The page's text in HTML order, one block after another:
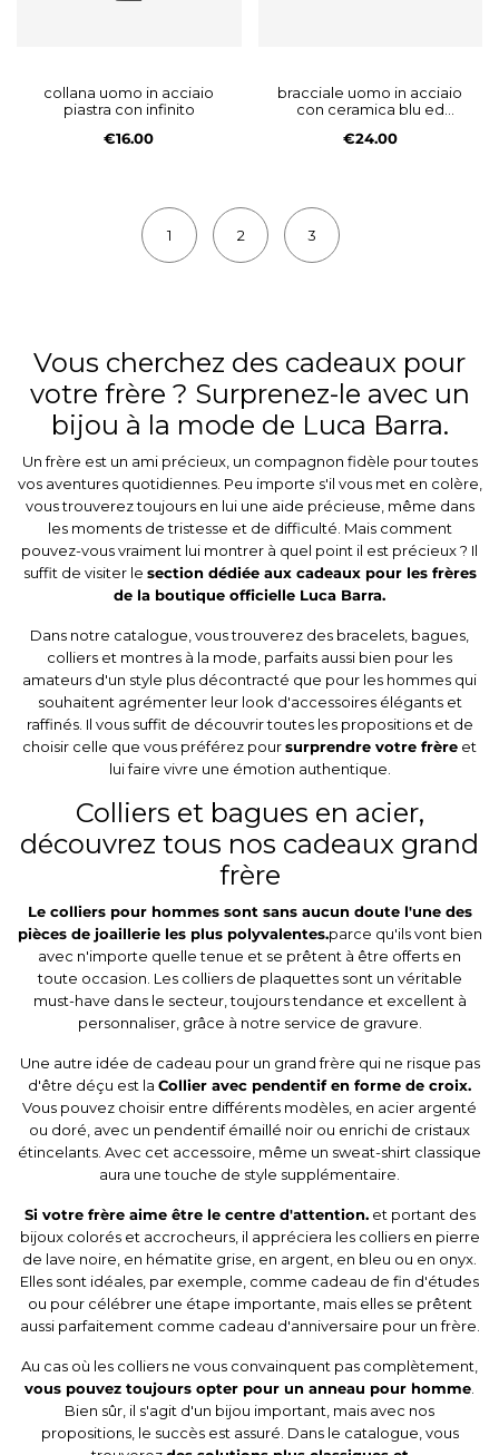
collana uomo in acciaio
piastra con infinito
€16.00
bracciale uomo in acciaio
con ceramica blu ed
€24.00
1 2 3
Vous cherchez des cadeaux pour
votre frère ? Surprenez-le avec un
bijou à la mode de Luca Barra.
Un frère est un ami précieux, un compagnon fidèle pour toutes
vos aventures quotidiennes. Peu importe s'il vous met en colère,
vous trouverez toujours en lui une aide précieuse, même dans
les moments de tristesse et de difficulté. Mais comment
pouvez-vous vraiment lui montrer à quel point il est précieux ? Il
suffit de visiter le section dédiée aux cadeaux pour les frères
de la boutique officielle Luca Barra.
Dans notre catalogue, vous trouverez des bracelets, bagues,
colliers et montres à la mode, parfaits aussi bien pour les
amateurs d'un style plus décontracté que pour les hommes qui
souhaitent agrémenter leur look d'accessoires élégants et
raffinés. Il vous suffit de découvrir toutes les propositions et de
choisir celle que vous préférez poursurprendre votre frère et
lui faire vivre une émotion authentique.
Colliers et bagues en acier,
découvrez tous nos cadeaux grand
frère
Le colliers pour hommessont sans aucun doute l'une des
pièces de joaillerie les plus polyvalentes.parce qu'ils vont bien
avec n'importe quelle tenue et se prêtent à être offerts en
toute occasion. Les colliers de plaquettes sont un véritable
must-have dans le secteur, toujours tendance et excellent à
personnaliser, grâce à notre service de gravure.
Une autre idée de cadeau pour un grand frère qui ne risque pas
d'être déçu est la Collier avec pendentif en forme de croix.
Vous pouvez choisir entre différents modèles, en acier argenté
ou doré, avec un pendentif émaillé noir ou enrichi de cristaux
étincelants. Avec cet accessoire, même un sweat-shirt classique
aura une touche de style supplémentaire.
Si votre frère aime être le centre d'attention.et portant des
bijoux colorés et accrocheurs, il appréciera les colliers en pierre
de lave noire, en hématite grise, en argent, en bleu ou en onyx.
Elles sont idéales, par exemple, comme cadeau de fin d'études
ou pour célébrer une étape importante, mais elles se prêtent
aussi parfaitement comme cadeau d'anniversaire pour un frère.
Au cas où les colliers ne vous convainquent pas complètement,
vous pouvez toujours opter pour un anneau pour homme
Bien sûr, il s'agit d'un bijou important, mais avec nos
propositions, le succès est assuré. Dans le catalogue, vous